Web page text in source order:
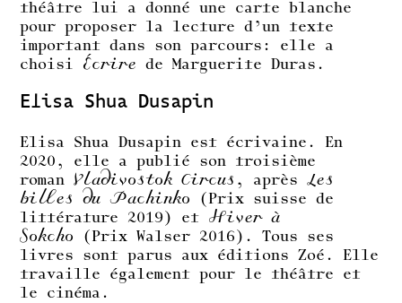
théâtre lui a donné une carte blanche
pour proposer la lecture d’un texte
important dans son parcours: elle a
choisi Écrire de Marguerite Duras.
Elisa Shua Dusapin
Elisa Shua Dusapin est écrivaine. En
2020, elle a publié son troisième
romanVladivostok Circus , aprèsLes
billes du Pachinko (Prix suisse de
littérature 2019) et Hiver à
Sokcho (Prix Walser 2016). Tous ses
livres sont parus aux éditions Zoé. Elle
travaille également pour le théâtre et
le cinéma.